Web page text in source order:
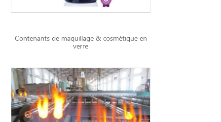
Contenants de maquillage & cosmétique en
verre